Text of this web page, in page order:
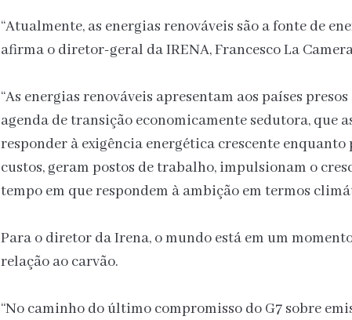
“Atualmente, as energias renováveis são a fonte de
afirma o diretor-geral da IRENA, Francesco La
“As energias renováveis apresentam aos países
agenda de transição economicamente sedutora, que
responder à exigência energética crescente enquanto
custos, geram postos de trabalho, impulsionam o
tempo em que respondem à ambição em termos
Para o diretor da Irena, o mundo está em um
relação ao carvão.
“No caminho do último compromisso do G7 sobre